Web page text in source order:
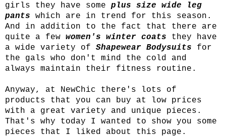
girls they have some plus size wide leg
pants which are in trend for this season.
And in addition to the fact that there are
quite a few women's winter coats they have
a wide variety of Shapewear Bodysuits for
the gals who don't mind the cold and
always maintain their fitness routine.
Anyway, at NewChic there's lots of
products that you can buy at low prices
with a great variety and unique pieces.
That's why today I wanted to show you some
pieces that I liked about this page.